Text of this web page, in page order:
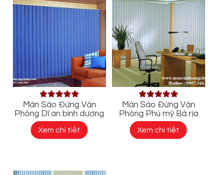
Màn Sáo Đứng Văn
Phòng Dĩ an bình dương
Xem chi tiết
Màn Sáo Đứng Văn
Phòng Phú mỹ Bà rịa
Xem chi tiết